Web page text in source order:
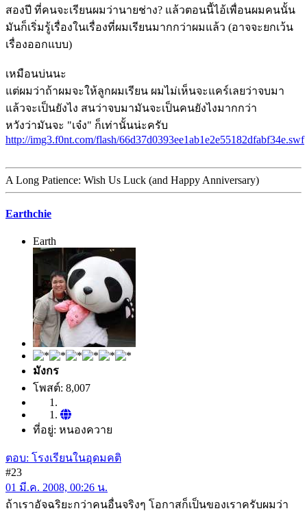
สองปี ที่คนจะเรียนผมว่านายช่าง? แล้วตอนนี้ไอ้เพื่อนผมคนนั้น
มันก็เริ่มรู้เรื่องในเรื่องที่ผมเรียนมากกว่าผมแล้ว (อาจจะยกเว้น
เรื่องออกแบบ)
เหมือนบ่นนะ
แต่ผมว่าถ้าผมจะให้ลูกผมเรียน ผมไม่เห็นจะแคร์เลยว่าจบมา
แล้วจะเป็นยังไง สนว่าจบมามันจะเป็นคนยังไงมากกว่า
หวังว่ามันจะ "เจ๋ง" ก็เท่านั้นน่ะครับ
http://img3.f0nt.com/flash/66d37d0393ee1ab1e2e55182dfabf34e.swf
A Long Patience: Wish Us Luck (and Happy Anniversary)
Earthchie
Earth
มังกร
โพสต์: 8,007
ที่อยู่: หนองควาย
ตอบ: โรงเรียนในอุดมคติ
#23
01 มี.ค. 2008, 00:26 น.
ถ้าเราอัจฉริยะกว่าคนอื่นจริงๆ โอกาสก็เป็นของเราครับผมว่า